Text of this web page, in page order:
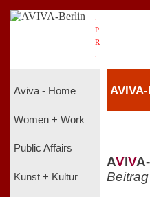
P
R
Aviva - Home
Women + Work
Public Affairs
Kunst + Kultur
AVIV